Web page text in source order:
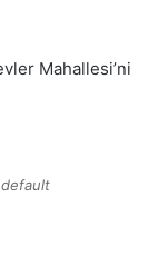
Mahallesi’ni
default